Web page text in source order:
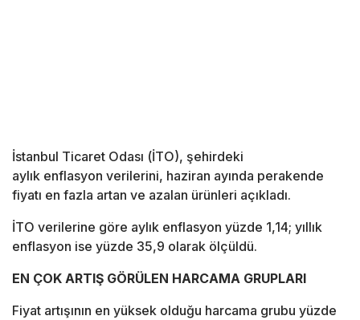
İstanbul Ticaret Odası (İTO), şehirdeki
aylık enflasyon verilerini, haziran ayında perakende
fiyatı en fazla artan ve azalan ürünleri açıkladı.
İTO verilerine göre aylık enflasyon yüzde 1,14; yıllık
enflasyon ise yüzde 35,9 olarak ölçüldü.
EN ÇOK ARTIŞ GÖRÜLEN HARCAMA GRUPLARI
Fiyat artışının en yüksek olduğu harcama grubu yüzde